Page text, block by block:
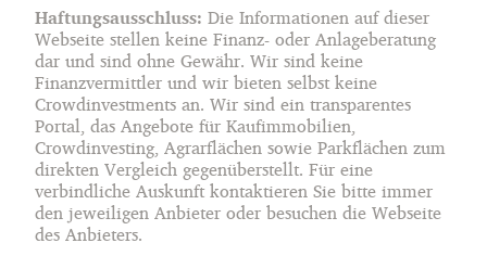
Haftungsausschluss: Die Informationen auf dieser
Webseite stellen keine Finanz- oder Anlageberatung
dar und sind ohne Gewähr. Wir sind keine
Finanzvermittler und wir bieten selbst keine
Crowdinvestments an. Wir sind ein transparentes
Portal, das Angebote für Kaufimmobilien,
Crowdinvesting, Agrarflächen sowie Parkflächen zum
direkten Vergleich gegenüberstellt. Für eine
verbindliche Auskunft kontaktieren Sie bitte immer
den jeweiligen Anbieter oder besuchen die Webseite
des Anbieters.